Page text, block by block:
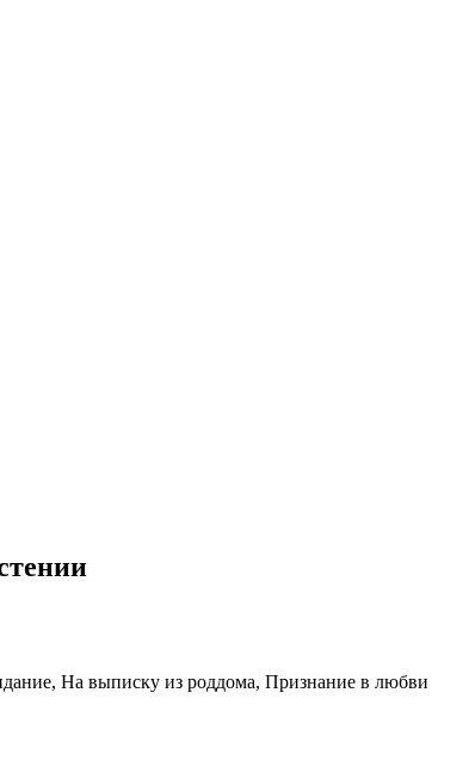
На выписку из роддома, Признание в любви